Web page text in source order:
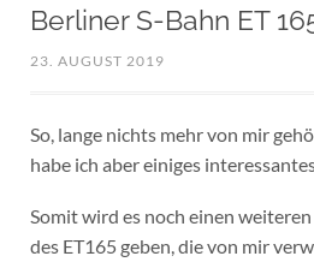
Berliner S-Bahn ET
23. AUGUST 2019
So, lange nichts mehr von mir
habe ich aber einiges
Somit wird es noch einen
des ET165 geben, die von mir